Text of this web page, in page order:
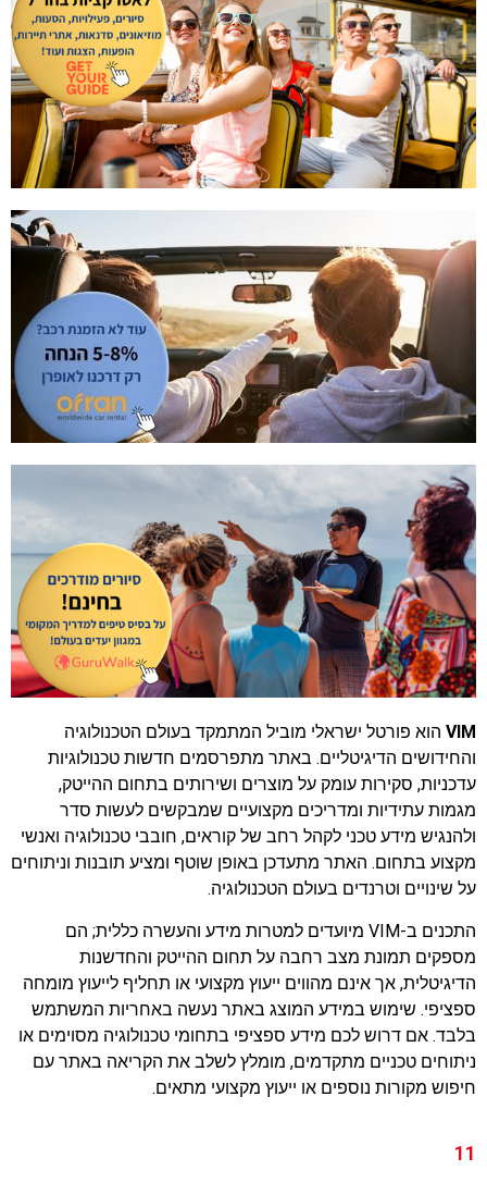
VIM הוא פורטל ישראלי מוביל המתמקד בעולם הטכנולוגיה
והחידושים הדיגיטליים. באתר מתפרסמים חדשות טכנולוגיות
עדכניות, סקירות עומק על מוצרים ושירותים בתחום ההייטק,
מגמות עתידיות ומדריכים מקצועיים שמבקשים לעשות סדר
ולהנגיש מידע טכני לקהל רחב של קוראים, חובבי טכנולוגיה ואנשי
מקצוע בתחום. האתר מתעדכן באופן שוטף ומציע תובנות וניתוחים
על שינויים וטרנדים בעולם הטכנולוגיה.
התכנים ב-VIM מיועדים למטרות מידע והעשרה כללית; הם
מספקים תמונת מצב רחבה על תחום ההייטק והחדשנות
הדיגיטלית, אך אינם מהווים ייעוץ מקצועי או תחליף לייעוץ מומחה
ספציפי. שימוש במידע המוצג באתר נעשה באחריות המשתמש
בלבד. אם דרוש לכם מידע ספציפי בתחומי טכנולוגיה מסוימים או
ניתוחים טכניים מתקדמים, מומלץ לשלב את הקריאה באתר עם
חיפוש מקורות נוספים או ייעוץ מקצועי מתאים.
11